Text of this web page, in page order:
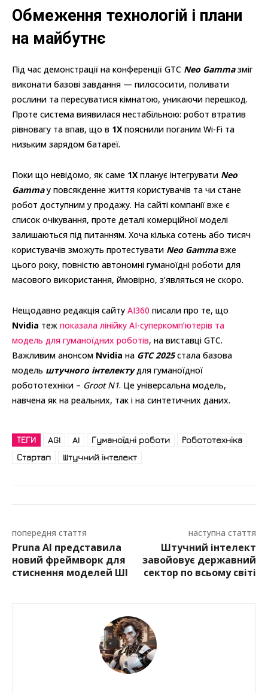
Обмеження технологій і плани
на майбутнє
Під час демонстрації на конференції GTC Neo Gammaзміг
виконати базові завдання — пилососити, поливати
рослини та пересуватися кімнатою, уникаючи перешкод.
Проте система виявилася нестабільною: робот втратив
рівновагу та впав, що в 1X пояснили поганим Wi-Fi та
низьким зарядом батареї.
Поки що невідомо, як саме 1X планує інтегрувати Neo
Gammaу повсякденне життя користувачів та чи стане
робот доступним у продажу. На сайті компанії вже є
список очікування, проте деталі комерційної моделі
залишаються під питанням. Хоча кілька сотень або тисяч
користувачів зможуть протестувати Neo Gammaвже
цього року, повністю автономні гуманоїдні роботи для
масового використання, ймовірно, з’являться не скоро.
Нещодавно редакція сайту AI360 писали про те, що
Nvidia теж показала лінійку AI-суперкомп’ютерів та
модель для гуманоїдних роботів, на виставці GTC.
Важливим анонсом Nvidia на GTC 2025стала базова
модель штучного інтелектудля гуманоїдної
робототехніки – Groot N1. Це універсальна модель,
навчена як на реальних, так і на синтетичних даних.
ТЕГИ AGI AI Гуманоїдні роботи
Робототехніка
Стартап
Штучний інтелект
попередня стаття
Pruna AI представила
новий фреймворк для
стиснення моделей ШІ
наступна стаття
Штучний інтелект
завойовує державний
сектор по всьому світі